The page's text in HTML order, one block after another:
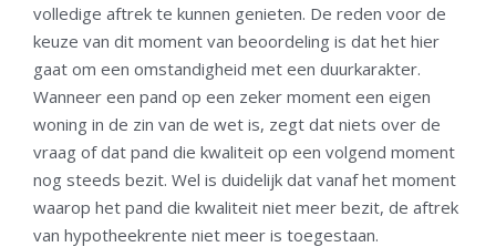
volledige aftrek te kunnen genieten. De reden voor de
keuze van dit moment van beoordeling is dat het hier
gaat om een omstandigheid met een duurkarakter.
Wanneer een pand op een zeker moment een eigen
woning in de zin van de wet is, zegt dat niets over de
vraag of dat pand die kwaliteit op een volgend moment
nog steeds bezit. Wel is duidelijk dat vanaf het moment
waarop het pand die kwaliteit niet meer bezit, de aftrek
van hypotheekrente niet meer is toegestaan.